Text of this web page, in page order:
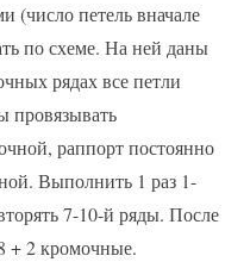
(число петель вначале
по схеме. На ней даны
рядах все петли
провязывать
раппорт постоянно
Выполнить 1 раз 1-
7-10-й ряды. После
+ 2 кромочные.